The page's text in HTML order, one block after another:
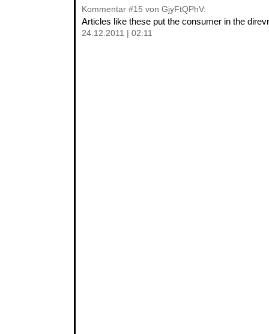
Kommentar #15 von GjyFtQPhV:
Articles like these put the consumer in the
24.12.2011 | 02:11